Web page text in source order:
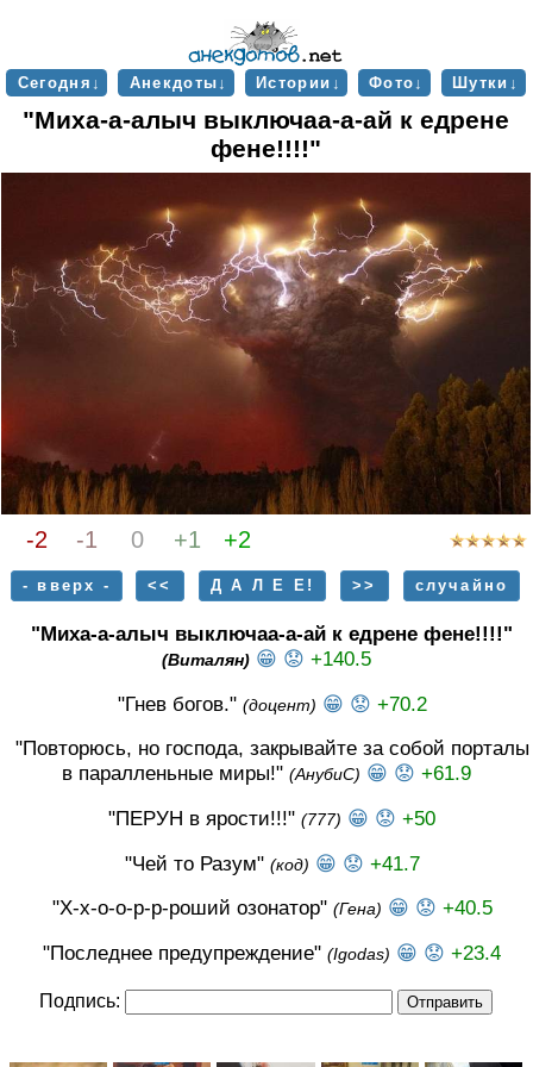
Сегодня↓ Анекдоты↓ Истории↓ Фото↓ Шутки↓
"Миха-а-алыч выключаа-а-ай к едрене
фене!!!!"
-2 -1 0 +1 +2
- вверх - << Д А Л Е Е! >> случайно
"Миха-а-алыч выключаа-а-ай к едрене фене!!!!"
(Виталян) 😁 😟 +140.5
"Гнев богов." (доцент) 😁 😟 +70.2
"Повторюсь, но господа, закрывайте за собой порталы
в паралленьные миры!" (АнубиС) 😁 😟 +61.9
"ПЕРУН в ярости!!!" (777) 😁 😟 +50
"Чей то Разум" (код) 😁 😟 +41.7
"Х-х-о-о-р-р-роший озонатор" (Гена) 😁 😟 +40.5
"Последнее предупреждение" (Igodas) 😁 😟 +23.4
Подпись: